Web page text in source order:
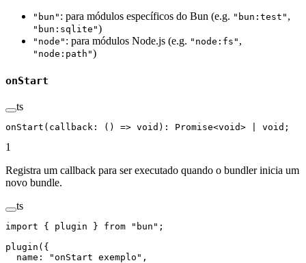
"bun" : para módulos específicos do Bun (e.g. "bun:test" ,
"bun:sqlite")
"node" : para módulos Node.js (e.g. "node:fs" ,
"node:path")
onStart
ts
onStart (callback: () => void ): Promise<void> void ;
1
Registra um callback para ser executado quando o bundler inicia um
novo bundle.
ts
import { plugin } from "bun" ;
plugin ({
  name:
"onStart exemplo" ,